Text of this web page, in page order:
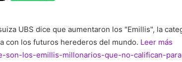
UBS dice que aumentaron los "Emillis", la
con los futuros herederos del mundo. Leer más
son-los-emillis-millonarios-que-no-califican-